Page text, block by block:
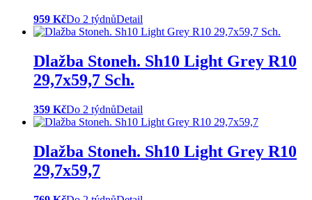
959 KčDo 2 týdnůDetail
Dlažba Stoneh. Sh10 Light Grey R10
29,7x59,7 Sch.
359 KčDo 2 týdnůDetail
Dlažba Stoneh. Sh10 Light Grey R10
29,7x59,7